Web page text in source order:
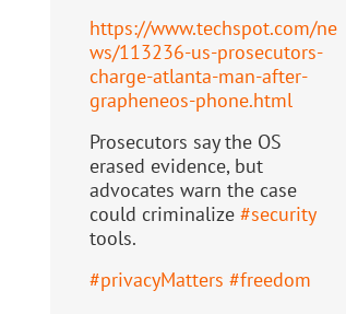
https://www.techspot.com/ne
ws/113236-us-prosecutors-
charge-atlanta-man-after-
grapheneos-phone.html
Prosecutors say the OS
erased evidence, but
advocates warn the case
could criminalize #security
tools.
#privacyMatters #freedom